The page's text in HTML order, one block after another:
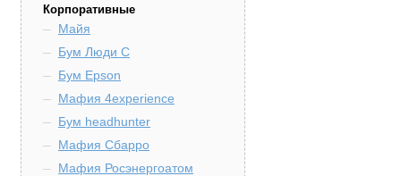
Корпоративные
Майя
Бум Люди С
Бум Epson
Мафия 4experience
Бум headhunter
Мафия Сбарро
Мафия Росэнергоатом